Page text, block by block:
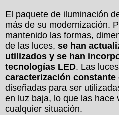
El paquete de iluminación
más de su modernización.
mantenido las formas,
de las luces, se han
utilizados y se han
tecnologías LED. Las
caracterización constante
diseñadas para ser
en luz baja, lo que las hace
cualquier situación.